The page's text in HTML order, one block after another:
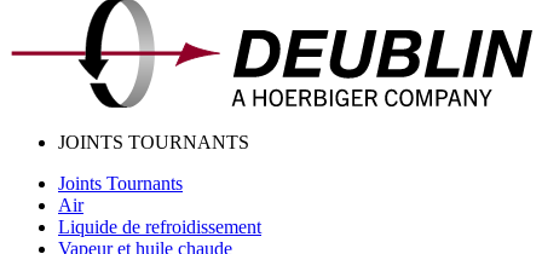
JOINTS TOURNANTS
Joints Tournants
Air
Liquide de refroidissement
Vapeur et huile chaude